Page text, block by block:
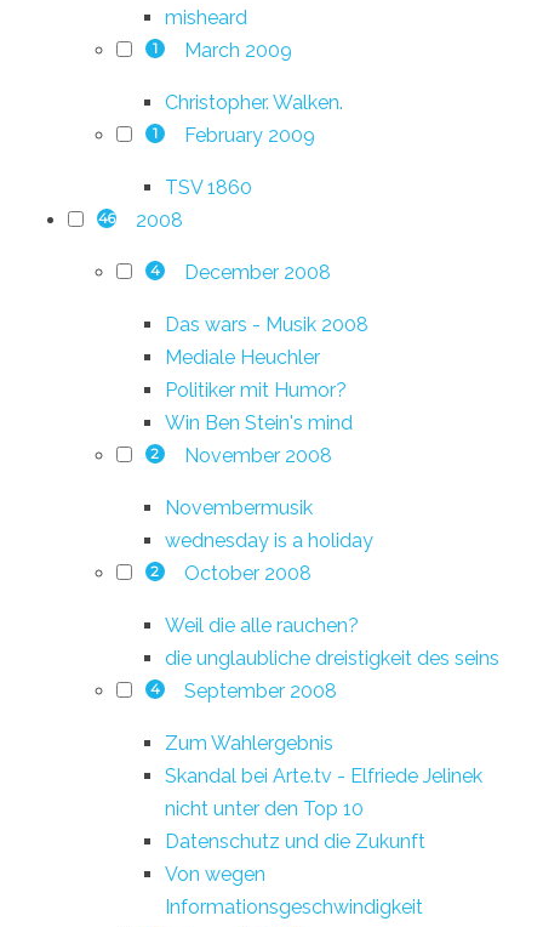
misheard
1 March 2009
Christopher. Walken.
1 February 2009
TSV 1860
46 2008
4 December 2008
Das wars - Musik 2008
Mediale Heuchler
Politiker mit Humor?
Win Ben Stein's mind
2 November 2008
Novembermusik
wednesday is a holiday
2 October 2008
Weil die alle rauchen?
die unglaubliche dreistigkeit des seins
4 September 2008
Zum Wahlergebnis
Skandal bei Arte.tv - Elfriede Jelinek
nicht unter den Top 10
Datenschutz und die Zukunft
Von wegen
Informationsgeschwindigkeit